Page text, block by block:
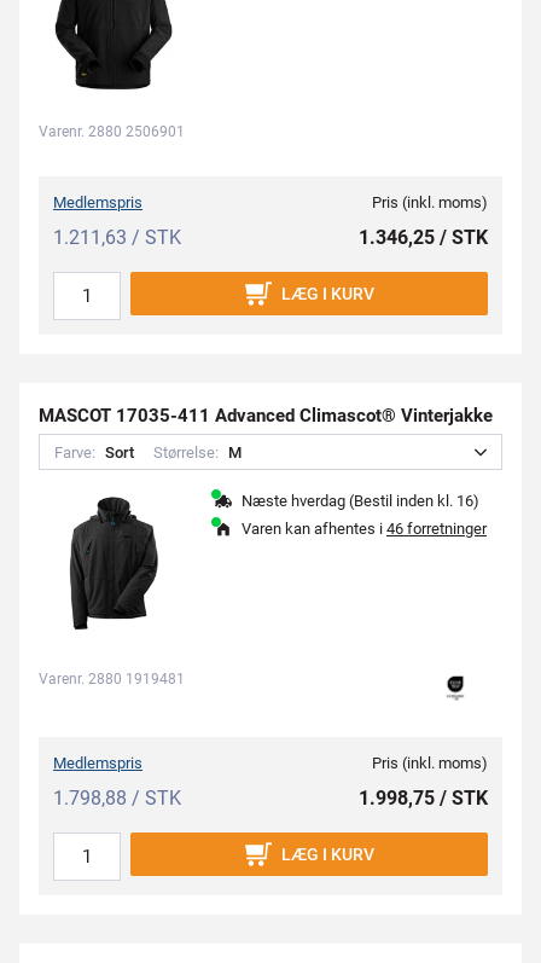
Varenr. 2880 2506901
Medlemspris
1.211,63 / STK
Pris (inkl. moms)
1.346,25 / STK
LÆG I KURV
MASCOT 17035-411 Advanced Climascot® Vinterjakke
Farve: Sort Størrelse: M
Næste hverdag (Bestil inden kl. 16)
Varen kan afhentes i 46 forretninger
Varenr. 2880 1919481
Medlemspris
1.798,88 / STK
Pris (inkl. moms)
1.998,75 / STK
LÆG I KURV